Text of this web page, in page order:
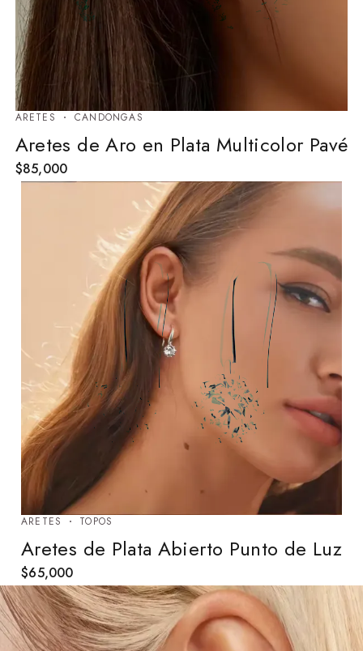
ARETES ⁠CANDONGAS
Aretes de Aro en Plata Multicolor Pavé
$85,000
ARETES TOPOS
Aretes de Plata Abierto Punto de Luz
$65,000